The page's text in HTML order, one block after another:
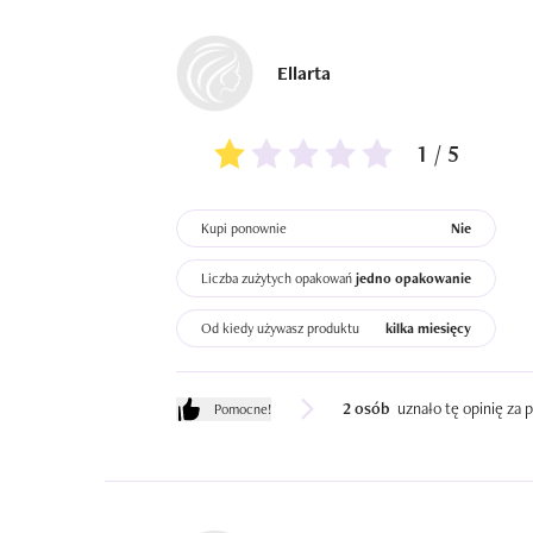
Ellarta
1 / 5
Kupi ponownie Nie
Liczba zużytych opakowań jedno opakowanie
Od kiedy używasz produktu kilka miesięcy
Pomocne! 2 osób uznało tę opinię za